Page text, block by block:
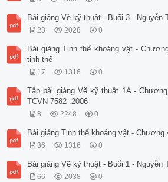
Bài giảng Vẽ kỹ thuật - Buổi 3 - Nguyễn
23 2028 0
Bài giảng Tinh thể khoáng vật -
tinh thể
17 1316 0
Tập bài giảng Vẽ kỹ thuật 1A -
TCVN 7582-:2006
8 2248 0
Bài giảng Tinh thể khoáng vật -
36 1316 0
Bài giảng Vẽ kỹ thuật - Buổi 1 - Nguyễn
66 2038 0